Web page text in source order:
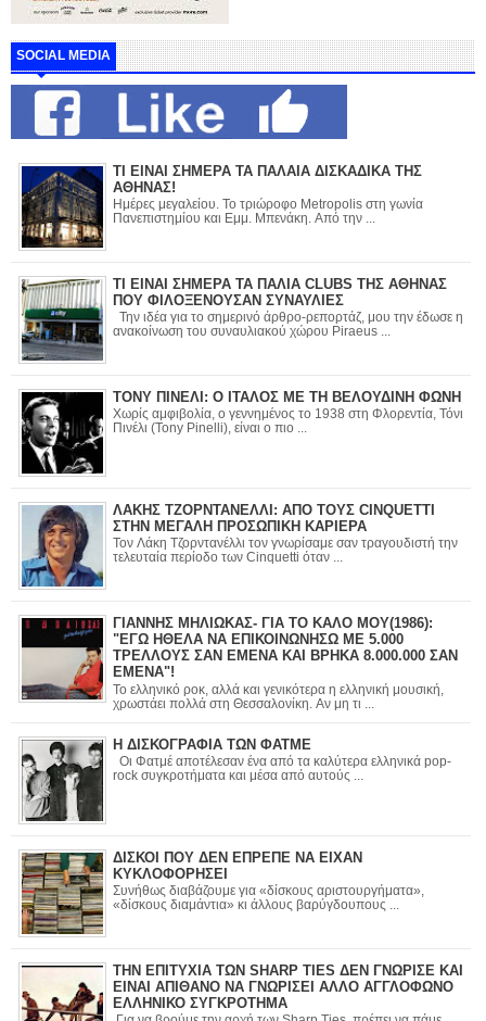
SOCIAL MEDIA
ΤΙ ΕΙΝΑΙ ΣΗΜΕΡΑ ΤΑ ΠΑΛΑΙΑ ΔΙΣΚΑΔΙΚΑ ΤΗΣ
ΑΘΗΝΑΣ!
Ημέρες μεγαλείου. Το τριώροφο Metropolis στη γωνία
Πανεπιστημίου και Εμμ. Μπενάκη. Από την ...
ΤΙ ΕΙΝΑΙ ΣΗΜΕΡΑ ΤΑ ΠΑΛΙΑ CLUBS ΤΗΣ ΑΘΗΝΑΣ
ΠΟΥ ΦΙΛΟΞΕΝΟΥΣΑΝ ΣΥΝΑΥΛΙΕΣ
Την ιδέα για το σημερινό άρθρο-ρεπορτάζ, μου την έδωσε η
ανακοίνωση του συναυλιακού χώρου Piraeus ...
ΤΟΝΥ ΠΙΝΕΛΙ: Ο ΙΤΑΛΟΣ ΜΕ ΤΗ ΒΕΛΟΥΔΙΝΗ ΦΩΝΗ
Χωρίς αμφιβολία, ο γεννημένος το 1938 στη Φλορεντία, Τόνι
Πινέλι (Tony Pinelli), είναι ο πιο ...
ΛΑΚΗΣ ΤΖΟΡΝΤΑΝΕΛΛΙ: ΑΠΟ ΤΟΥΣ CINQUETTI
ΣΤΗΝ ΜΕΓΑΛΗ ΠΡΟΣΩΠΙΚΗ ΚΑΡΙΕΡΑ
Τον Λάκη Τζορντανέλλι τον γνωρίσαμε σαν τραγουδιστή την
τελευταία περίοδο των Cinquetti όταν ...
ΓΙΑΝΝΗΣ ΜΗΛΙΩΚΑΣ- ΓΙΑ ΤΟ ΚΑΛΟ ΜΟΥ(1986):
"ΕΓΩ ΗΘΕΛΑ ΝΑ ΕΠΙΚΟΙΝΩΝΗΣΩ ΜΕ 5.000
ΤΡΕΛΛΟΥΣ ΣΑΝ ΕΜΕΝΑ ΚΑΙ ΒΡΗΚΑ 8.000.000 ΣΑΝ
ΕΜΕΝΑ"!
Το ελληνικό ροκ, αλλά και γενικότερα η ελληνική μουσική,
χρωστάει πολλά στη Θεσσαλονίκη. Αν μη τι ...
Η ΔΙΣΚΟΓΡΑΦΙΑ ΤΩΝ ΦΑΤΜΕ
Οι Φατμέ αποτέλεσαν ένα από τα καλύτερα ελληνικά pop-
rock συγκροτήματα και μέσα από αυτούς ...
ΔΙΣΚΟΙ ΠΟΥ ΔΕΝ ΕΠΡΕΠΕ ΝΑ ΕΙΧΑΝ
ΚΥΚΛΟΦΟΡΗΣΕΙ
Συνήθως διαβάζουμε για «δίσκους αριστουργήματα»,
«δίσκους διαμάντια» κι άλλους βαρύγδουπους ...
ΤΗΝ ΕΠΙΤΥΧΙΑ ΤΩΝ SHARP TIES ΔΕΝ ΓΝΩΡΙΣΕ ΚΑΙ
ΕΙΝΑΙ ΑΠΙΘΑΝΟ ΝΑ ΓΝΩΡΙΣΕΙ ΑΛΛΟ ΑΓΓΛΟΦΩΝΟ
ΕΛΛΗΝΙΚΟ ΣΥΓΚΡΟΤΗΜΑ